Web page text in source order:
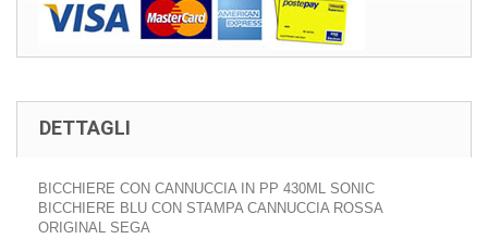
DETTAGLI
BICCHIERE CON CANNUCCIA IN PP 430ML SONIC
BICCHIERE BLU CON STAMPA CANNUCCIA ROSSA
ORIGINAL SEGA